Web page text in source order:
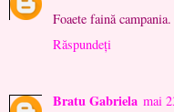
Foaete faină
Răspundeți
Bratu Gabriela mai